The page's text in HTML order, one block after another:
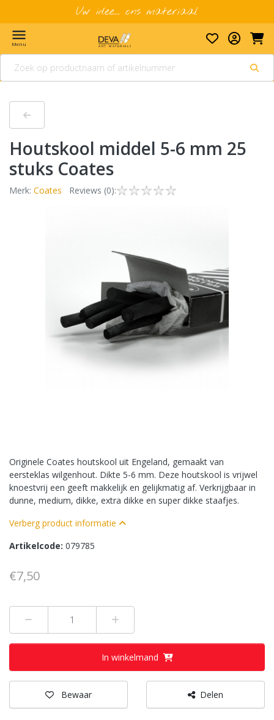
Uw idee... ons materiaal
menu
Menu
Houtskool middel 5-6 mm 25
stuks Coates
Merk: Coates Reviews (0):
Originele Coates houtskool uit Engeland, gemaakt van
eersteklas wilgenhout. Dikte 5-6 mm. Deze houtskool is vrijwel
knoestvrij een geeft makkelijk en gelijkmatig af. Verkrijgbaar in
dunne, medium, dikke, extra dikke en super dikke staafjes.
Verberg product informatie
Artikelcode: 079785
€7,50
In winkelmand
Bewaar Delen